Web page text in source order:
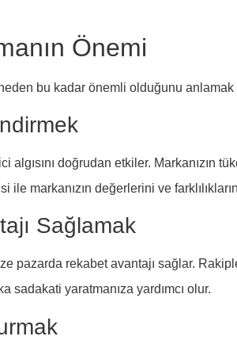
Önemi
bu kadar önemli olduğunu
algısını doğrudan etkiler. Markanızın
ile markanızın değerlerini ve
Sağlamak
pazarda rekabet avantajı sağlar.
sadakati yaratmanıza yardımcı olur.